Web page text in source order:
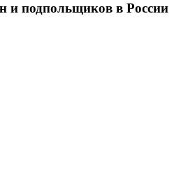
и подпольщиков в России